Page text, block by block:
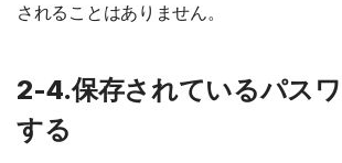
されることはありません。
2-4.保存されているパス
する